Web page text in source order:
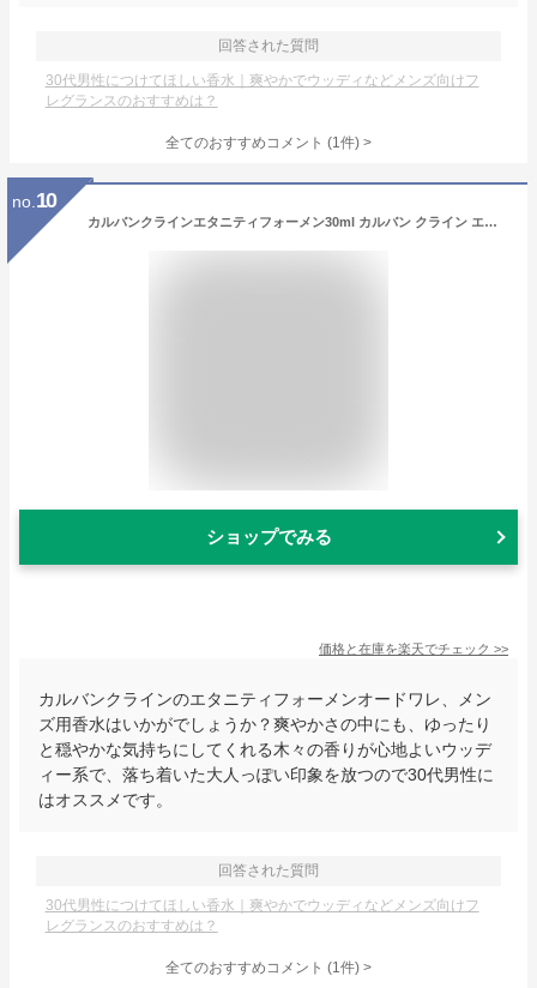
回答された質問
30代男性につけてほしい香水｜爽やかでウッディなどメンズ向けフ
レグランスのおすすめは？
全てのおすすめコメント (1件) >
no. 10
カルバンクラインエタニティフォーメン30ml カルバン クライン エタニティ フォーメン オードトワレ メンズ 香水 30ml フレッシュ ウッディ 変化 送料無料【▲5】/4517989125182
ショップでみる
価格と在庫を楽天でチェック >>
カルバンクラインのエタニティフォーメンオードワレ、メン
ズ用香水はいかがでしょうか？爽やかさの中にも、ゆったり
と穏やかな気持ちにしてくれる木々の香りが心地よいウッデ
ィー系で、落ち着いた大人っぽい印象を放つので30代男性に
はオススメです。
回答された質問
30代男性につけてほしい香水｜爽やかでウッディなどメンズ向けフ
レグランスのおすすめは？
全てのおすすめコメント (1件) >